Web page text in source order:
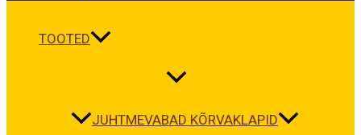
TOOTED
JUHTMEVABAD KÕRVAKLAPID